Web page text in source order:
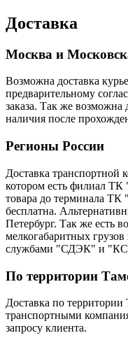
Доставка
Москва и
Возможна доставка
предварительному
заказа. Так же возможна
наличия после
Регионы России
Доставка транспортной
котором есть филиал
товара до терминала
бесплатна.
Петербург. Так же есть
мелкогабаритных
службами "СДЭК" и
По территории
Доставка по
транспортными
запросу клиента.